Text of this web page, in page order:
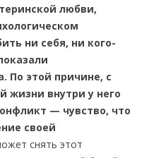
любви,
ни себя, ни кого-
По этой причине, с
жизни внутри у него
— чувство, что
своей
снять этот